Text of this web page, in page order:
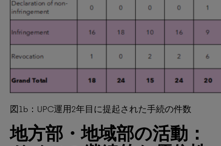
図1b：UPC運用2年目に提起された手続の件数
地方部・地域部の活動：